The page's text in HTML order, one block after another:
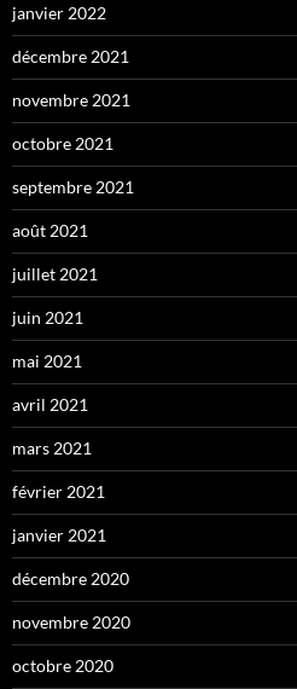
janvier 2022
décembre 2021
novembre 2021
octobre 2021
septembre 2021
août 2021
juillet 2021
juin 2021
mai 2021
avril 2021
mars 2021
février 2021
janvier 2021
décembre 2020
novembre 2020
octobre 2020